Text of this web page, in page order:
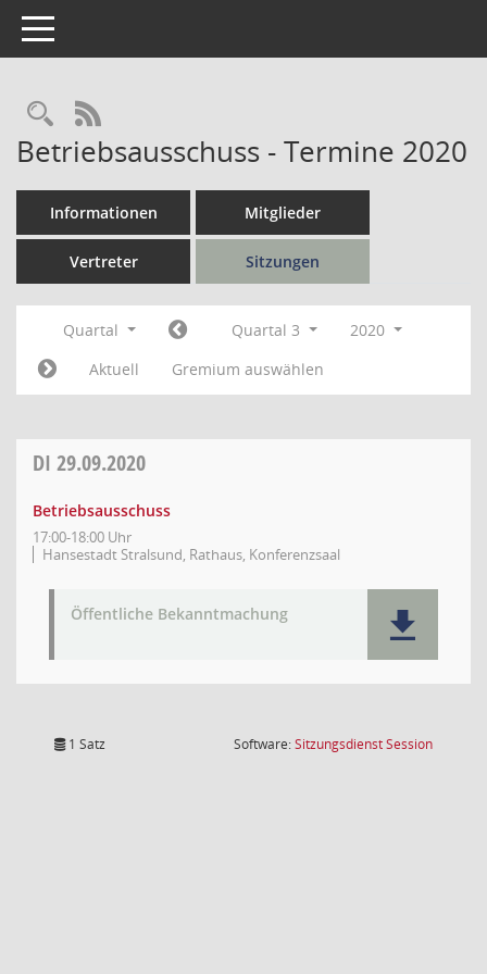
Toggle navigation
Rechercheauswahl
RSS-Feed
Betriebsausschuss - Termine 2020
Informationen Mitglieder
Vertreter Sitzungen
Quartal Quartal 3
2020
Aktuell
Gremium auswählen
DI 29.09.2020
Betriebsausschuss
17:00-18:00 Uhr
Hansestadt Stralsund, Rathaus, Konferenzsaal
Öffentliche Bekanntmachung
1 Satz Software:SitzungsdienstSession(Wird in